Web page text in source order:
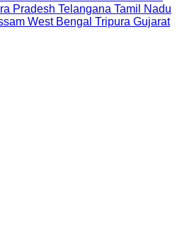
Pradesh Telangana Tamil Nadu
West Bengal Tripura Gujarat